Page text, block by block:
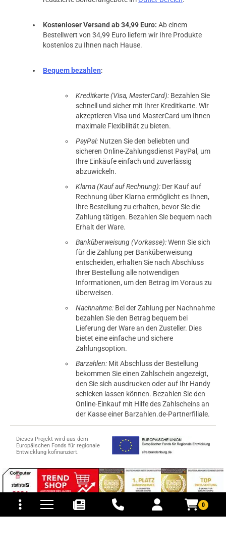
0
und Versandkosten
Kostenloser Versand ab 34,99 Euro: Ab einem
Bestellwert von 34,99 Euro liefern wir Ihre Produkte
kostenlos zu Ihnen nach Hause.
Bequem bezahlen:
Kreditkarte (Visa, MasterCard): Bezahlen Sie
schnell und sicher mit Ihrer Kreditkarte. Wir
akzeptieren Visa und MasterCard um Ihnen
maximale Flexibilität zu bieten.
PayPal: Nutzen Sie den beliebten und
sicheren Online-Zahlungsdienst PayPal, um
Ihre Einkäufe einfach und zuverlässig
abzuwickeln.
Klarna (Kauf auf Rechnung): Der Kauf auf
Rechnung über Klarna ermöglicht es Ihnen,
Ihre Bestellung zu erhalten, bevor Sie die
Zahlung tätigen. Bezahlen Sie bequem nach
Erhalt der Ware.
Banküberweisung (Vorkasse):Wenn Sie sich
für die Zahlung per Banküberweisung
entscheiden, erhalten Sie nach Abschluss
Ihrer Bestellung alle notwendigen
Informationen, um den Betrag im Voraus zu
überweisen.
Nachnahme: Bei der Zahlung per Nachnahme
bezahlen Sie den Betrag bequem bei
Lieferung der Ware an den Zusteller. Dies
bietet eine einfache und sichere
Zahlungsoption.
Barzahlen: Mit Abschluss der Bestellung
bekommen Sie einen Zahlschein angezeigt,
den Sie sich ausdrucken oder auf Ihr Handy
schicken lassen können. Bezahlen Sie den
Online-Einkauf mit Hilfe des Zahlscheins an
der Kasse einer Barzahlen.de-Partnerfiliale.
Dieses Projekt wird aus dem
Europäischen Fonds für regionale
Entwicklung kofinanziert.
© 2015-2026 PB-ViGoods GmbH